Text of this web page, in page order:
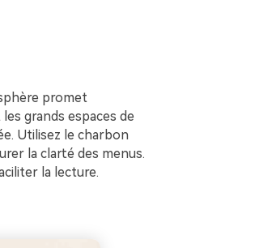
promet
grands espaces de
Utilisez le charbon
la clarté des menus.
la lecture.